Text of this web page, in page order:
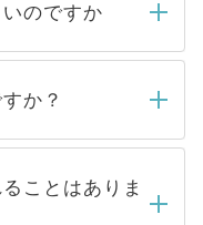
のですか
弊社担当者がご
メールもしくは
にはご連絡をせて
くお待ちくださ
か？
っている求人の
からご覧いただ
。非公開求人は
ことはありま